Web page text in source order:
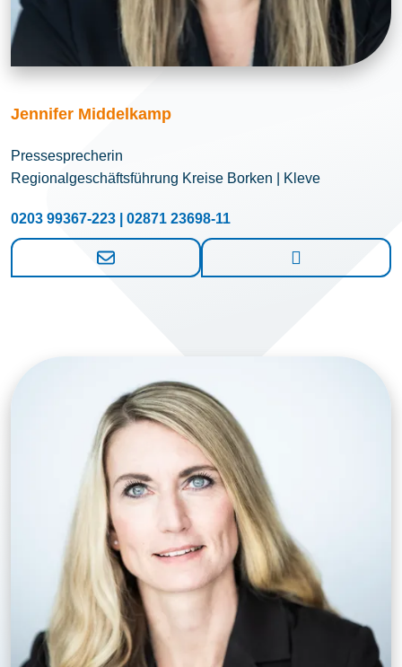
Jennifer Middelkamp
Pressesprecherin
Regionalgeschäftsführung Kreise Borken | Kleve
0203 99367-223 | 02871 23698-11